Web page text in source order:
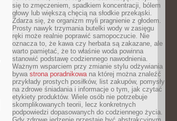
się to zmęczeniem, spadkiem koncentracji, bólem
głowy lub większą chęcią na słodkie przekąski.
Zdarza się, że organizm myli pragnienie z głodem.
Prosty nawyk trzymania butelki wody w zasięgu
ręki może realnie poprawić samopoczucie. Nie
oznacza to, że kawa czy herbata są zakazane, ale
warto pamiętać, że to właśnie woda powinna
stanowić podstawę codziennego nawodnienia.
Ważnym wsparciem przy zmianie stylu odżywiania
bywa strona poradnikowana której można znaleźć
przykłady prostych posiłków, list zakupów, pomysły
na zdrowe śniadania i informacje o tym, jak czytać
etykiety produktów. Wiele osób nie potrzebuje
skomplikowanych teorii, lecz konkretnych
podpowiedzi dopasowanych do codziennego życia.